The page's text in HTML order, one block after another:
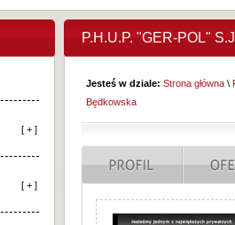
[ + ]
[ + ]
P.H.U.P. "GER-POL"
Jesteś w dziale: Strona główna \
Będkowska